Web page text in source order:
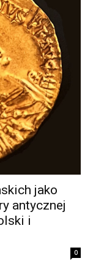
jako
antycznej
i
0